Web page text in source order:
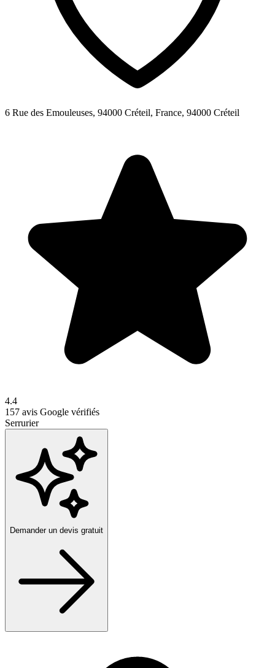
6 Rue des Emouleuses, 94000 Créteil, France, 94000 Créteil
4.4
157 avis Google vérifiés
Serrurier
Demander un devis gratuit